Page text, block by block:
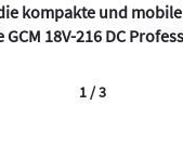
kompakte und
18V-216 DC
1 / 3